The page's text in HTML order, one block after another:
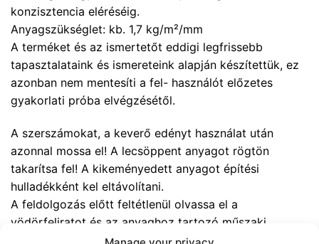
konzisztencia eléréséig.
Anyagszükséglet: kb. 1,7 kg/m²/mm
A terméket és az ismertetőt eddigi legfrissebb
tapasztalataink és ismereteink alapján készítettük, ez
azonban nem mentesíti a fel- használót előzetes
gyakorlati próba elvégzésétől.
A szerszámokat, a keverő edényt használat után
azonnal mossa el! A lecsöppent anyagot rögtön
takarítsa fel! A kikeményedett anyagot építési
hulladékként kel eltávolítani.
A feldolgozás előtt feltétlenül olvassa el a
vödörfeliratot és az anyaghoz tartozó műszaki